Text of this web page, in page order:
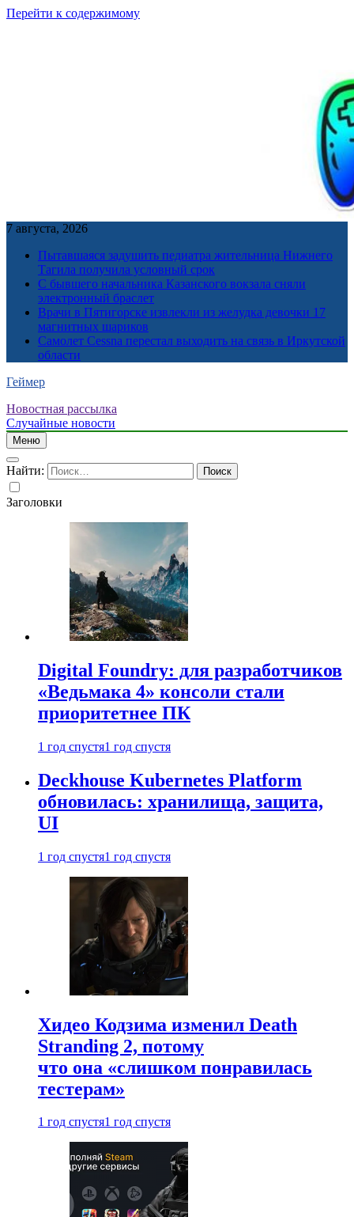
Перейти к содержимому
7 августа, 2026
Пытавшаяся задушить педиатра жительница Нижнего
Тагила получила условный срок
С бывшего начальника Казанского вокзала сняли
электронный браслет
Врачи в Пятигорске извлекли из желудка девочки 17
магнитных шариков
Самолет Cessna перестал выходить на связь в Иркутской
области
Геймер
Новостная рассылка
Случайные новости
Меню
Найти:
Заголовки
Digital Foundry: для разработчиков
«Ведьмака 4» консоли стали
приоритетнее ПК
1 год спустя1 год спустя
Deckhouse Kubernetes Platform
обновилась: хранилища, защита,
UI
1 год спустя1 год спустя
Хидео Кодзима изменил Death
Stranding 2, потому
что она «слишком понравилась
тестерам»
1 год спустя1 год спустя